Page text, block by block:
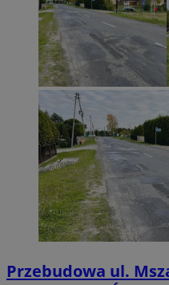
Przebudowa ul.